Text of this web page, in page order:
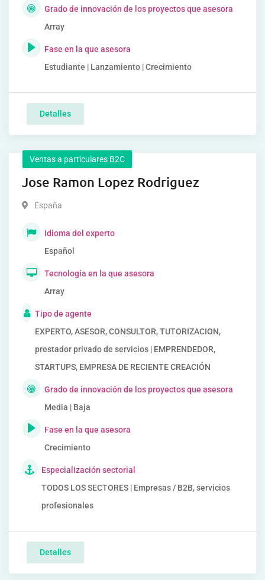
Grado de innovación de los proyectos que asesora
Array
Fase en la que asesora
Estudiante | Lanzamiento | Crecimiento
Detalles
Ventas a particulares B2C
Jose Ramon Lopez Rodriguez
España
Idioma del experto
Español
Tecnología en la que asesora
Array
Tipo de agente
EXPERTO, ASESOR, CONSULTOR, TUTORIZACION,
prestador privado de servicios | EMPRENDEDOR,
STARTUPS, EMPRESA DE RECIENTE CREACIÓN
Grado de innovación de los proyectos que asesora
Media | Baja
Fase en la que asesora
Crecimiento
Especialización sectorial
TODOS LOS SECTORES | Empresas / B2B, servicios
profesionales
Detalles